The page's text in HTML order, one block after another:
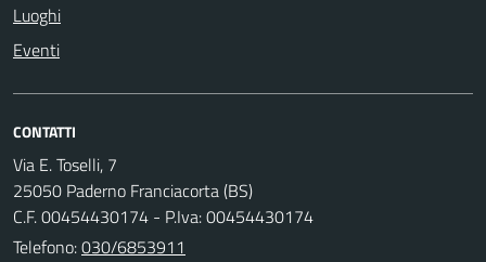
Luoghi
Eventi
CONTATTI
Via E. Toselli, 7
25050 Paderno Franciacorta (BS)
C.F. 00454430174 - P.Iva: 00454430174
Telefono:030/6853911